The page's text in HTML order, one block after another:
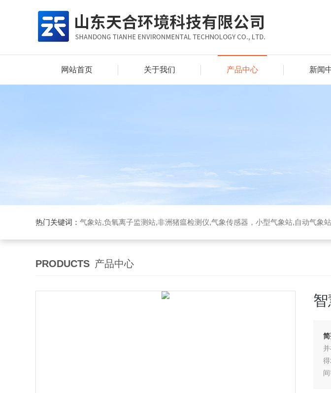
网站首页 关于我们 产品中心 新闻
热门关键词： 气象站,负氧离子监测站,非洲猪瘟检测仪,气象传感器，小型气象站,自动气象站,防爆气象站,
PRODUCTS 产品中心
简